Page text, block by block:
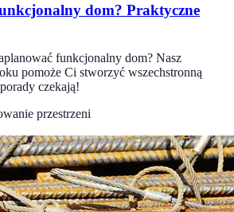
dom? Praktyczne
funkcjonalny dom? Nasz
pomoże Ci stworzyć wszechstronną
czekają!
przestrzeni